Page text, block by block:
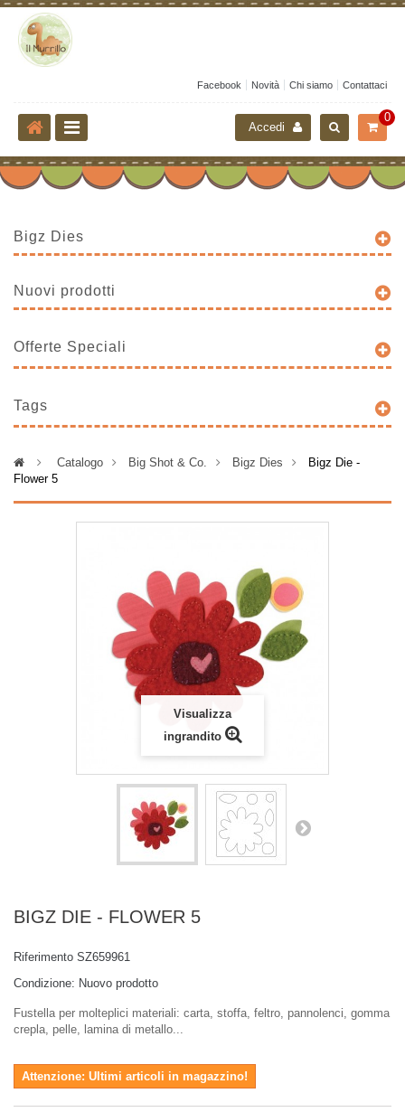
Facebook Novità Chi siamo Contattaci
0
Accedi
Bigz Dies
Nuovi prodotti
Offerte Speciali
Tags
> Catalogo > Big Shot & Co. > Bigz Dies >
Bigz Die -
Flower 5
Visualizza
ingrandito
BIGZ DIE - FLOWER 5
Riferimento SZ659961
Condizione: Nuovo prodotto
Fustella per molteplici materiali: carta, stoffa, feltro, pannolenci, gomma
crepla, pelle, lamina di metallo...
Attenzione: Ultimi articoli in magazzino!